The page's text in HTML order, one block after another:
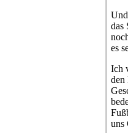
das
es
Ich
den
uns